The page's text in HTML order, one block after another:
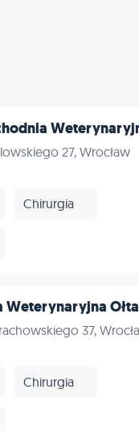
27, Wrocław
Chirurgia
Weterynaryjna
37,
Chirurgia